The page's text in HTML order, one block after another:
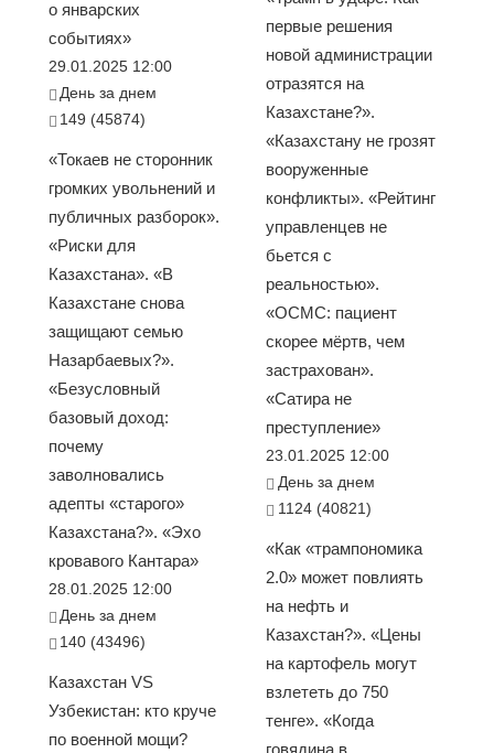
о январских
событиях»
29.01.2025 12:00
День за днем
149 (45874)
«Токаев не сторонник
громких увольнений и
публичных разборок».
«Риски для
Казахстана». «В
Казахстане снова
защищают семью
Назарбаевых?».
«Безусловный
базовый доход:
почему
заволновались
адепты «старого»
Казахстана?». «Эхо
кровавого Кантара»
28.01.2025 12:00
День за днем
140 (43496)
Казахстан VS
Узбекистан: кто круче
по военной мощи?
первые решения
новой администрации
отразятся на
Казахстане?».
«Казахстану не грозят
вооруженные
конфликты». «Рейтинг
управленцев не
бьется с
реальностью».
«ОСМС: пациент
скорее мёртв, чем
застрахован».
«Сатира не
преступление»
23.01.2025 12:00
День за днем
1124 (40821)
«Как «трампономика
2.0» может повлиять
на нефть и
Казахстан?». «Цены
на картофель могут
взлететь до 750
тенге». «Когда
говядина в